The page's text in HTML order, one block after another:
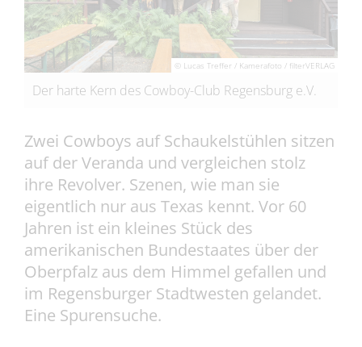
© Lucas Treffer / Kamerafoto / filterVERLAG
Der harte Kern des Cowboy-Club Regensburg e.V.
Zwei Cowboys auf Schaukelstühlen sitzen
auf der Veranda und vergleichen stolz
ihre Revolver. Szenen, wie man sie
eigentlich nur aus Texas kennt. Vor 60
Jahren ist ein kleines Stück des
amerikanischen Bundestaates über der
Oberpfalz aus dem Himmel gefallen und
im Regensburger Stadtwesten gelandet.
Eine Spurensuche.